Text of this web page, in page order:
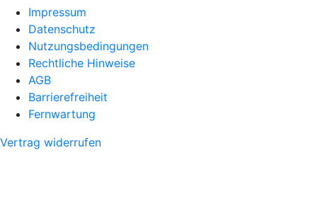
Impressum
Datenschutz
Nutzungsbedingungen
Rechtliche Hinweise
AGB
Barrierefreiheit
Fernwartung
Vertrag widerrufen